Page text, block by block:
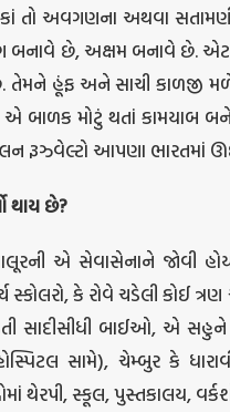
તો અવગણના અથવા
છે, અક્ષમ બનાવે છે. એટલે
છે. તેમને હૂંફ અને સાચી
એ બાળક મોટું થતાં
રૂઝ્વેલ્ટો આપણા ભારતમાં
થાય છે?
એ સેવાસેનાને જોવી
સ્કોલરો, કે રોવે ચડેલી કોઈ
સાદીસીધી બાઈઓ, એ સહુને
સામે), ચેમ્બુર કે
થેરપી, સ્કૂલ, પુસ્તકાલય,